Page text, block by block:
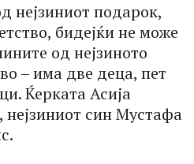
нејзиниот подарок,
бидејќи не може
од нејзиното
– има две деца, пет
Ќерката Асија
нејзиниот син Мустафа